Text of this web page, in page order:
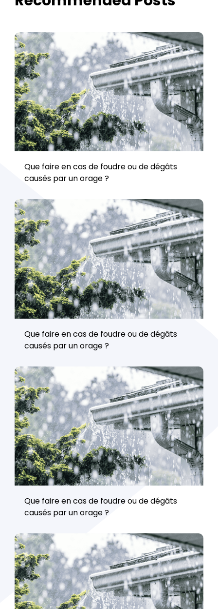
Que faire en cas de foudre ou de dégâts
causés par un orage ?
Que faire en cas de foudre ou de dégâts
causés par un orage ?
Que faire en cas de foudre ou de dégâts
causés par un orage ?